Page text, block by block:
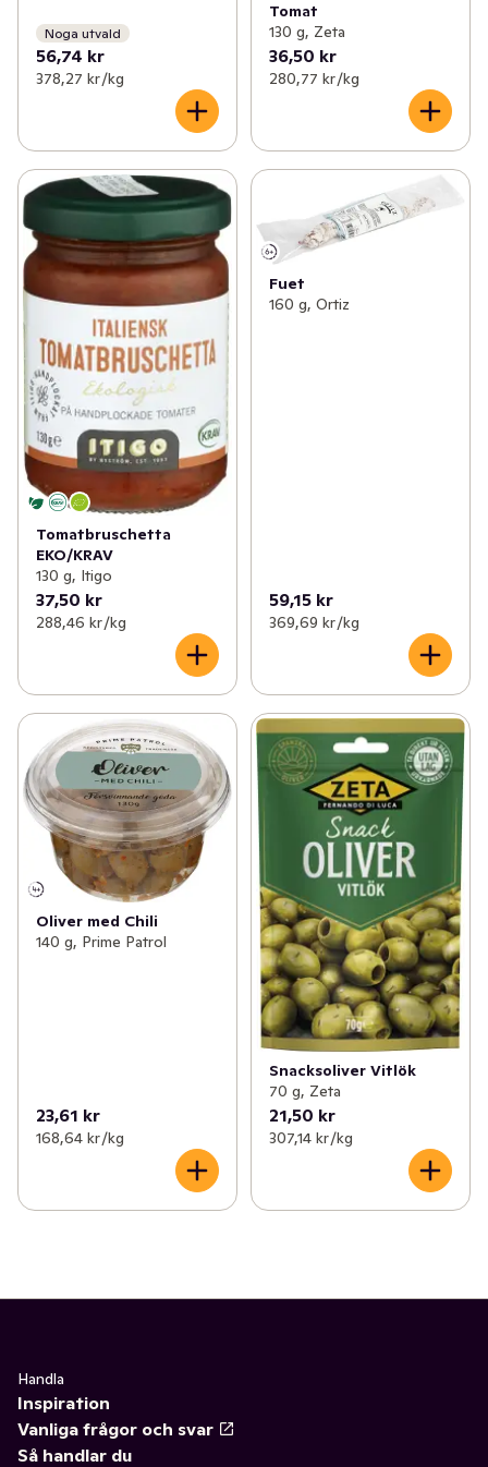
Noga utvald
56,74 kr
378,27 kr /kg
Tomat
130 g, Zeta
36,50 kr
280,77 kr /kg
Tomatbruschetta
EKO/KRAV
130 g, Itigo
37,50 kr
288,46 kr /kg
Fuet
160 g, Ortiz
59,15 kr
369,69 kr /kg
Oliver med Chili
140 g, Prime Patrol
23,61 kr
168,64 kr /kg
Snacksoliver Vitlök
70 g, Zeta
21,50 kr
307,14 kr /kg
Handla
Inspiration
Vanliga frågor och svar
Så handlar du